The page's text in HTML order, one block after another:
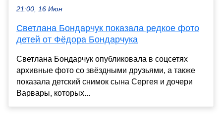
21:00, 16 Июн
Светлана Бондарчук показала редкое фото
детей от Фёдора Бондарчука
Светлана Бондарчук опубликовала в соцсетях
архивные фото со звёздными друзьями, а также
показала детский снимок сына Сергея и дочери
Варвары, которых...